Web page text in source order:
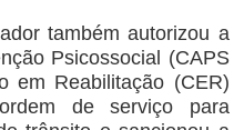
também autorizou a
Psicossocial (CAPS
em Reabilitação (CER)
de serviço para